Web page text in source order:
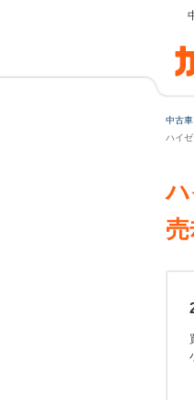
中古
ハイ